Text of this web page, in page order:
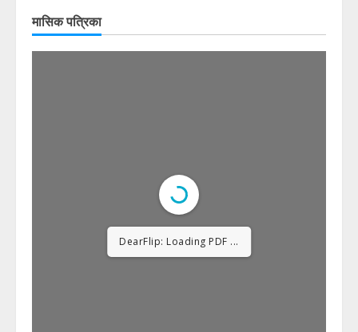
मासिक पत्रिका
DearFlip: Loading PDF
12% ...